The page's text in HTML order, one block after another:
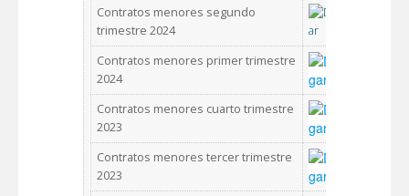
Contratos menores segundo
trimestre 2024
Contratos menores primer trimestre
2024
Contratos menores cuarto trimestre
2023
Contratos menores tercer trimestre
2023